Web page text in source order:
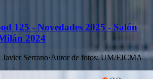
125 - Novedades 2025 - Salón
2024
Javier Serrano·Autor de fotos: UM/EICMA